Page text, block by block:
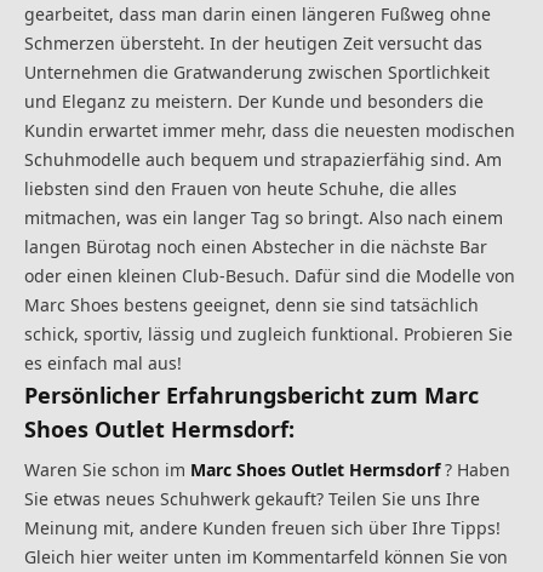
gearbeitet, dass man darin einen längeren Fußweg ohne
Schmerzen übersteht. In der heutigen Zeit versucht das
Unternehmen die Gratwanderung zwischen Sportlichkeit
und Eleganz zu meistern. Der Kunde und besonders die
Kundin erwartet immer mehr, dass die neuesten modischen
Schuhmodelle auch bequem und strapazierfähig sind. Am
liebsten sind den Frauen von heute Schuhe, die alles
mitmachen, was ein langer Tag so bringt. Also nach einem
langen Bürotag noch einen Abstecher in die nächste Bar
oder einen kleinen Club-Besuch. Dafür sind die Modelle von
Marc Shoes bestens geeignet, denn sie sind tatsächlich
schick, sportiv, lässig und zugleich funktional. Probieren Sie
es einfach mal aus!
Persönlicher Erfahrungsbericht zum Marc
Shoes Outlet Hermsdorf:
Waren Sie schon im Marc Shoes Outlet Hermsdorf? Haben
Sie etwas neues Schuhwerk gekauft? Teilen Sie uns Ihre
Meinung mit, andere Kunden freuen sich über Ihre Tipps!
Gleich hier weiter unten im Kommentarfeld können Sie von